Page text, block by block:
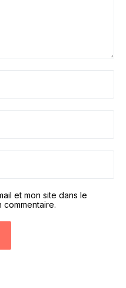
et mon site dans le